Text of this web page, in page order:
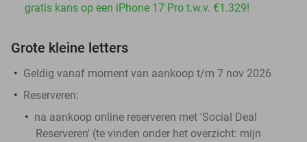
gratis kans op een iPhone 17 Pro t.w.v. €1.329!
Grote kleine letters
Geldig vanaf moment van aankoop t/m 7 nov 2026
Reserveren:
na aankoop online reserveren met 'Social Deal
Reserveren' (te vinden onder het overzicht: mijn